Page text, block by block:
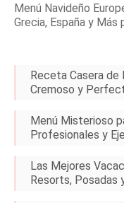
Menú Navideño
Grecia, España y Más
Receta Casera de
Cremoso y
Menú Misterioso
Profesionales y
Las Mejores
Resorts, Posadas